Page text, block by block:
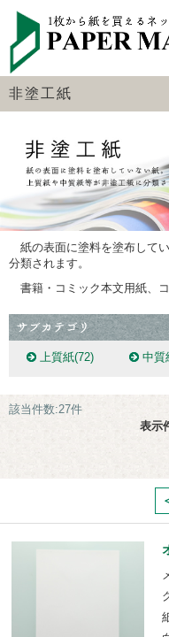
非塗工紙
紙の表面に塗料を塗布して
分類されます。
書籍・コミック本文用紙、
上質紙(72) 中質
該当件数:27件
表示